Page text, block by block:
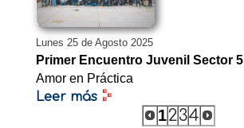
Lunes 25 de Agosto 2025
Primer Encuentro Juvenil Sector 5
Amor en Práctica
Leer más
1234